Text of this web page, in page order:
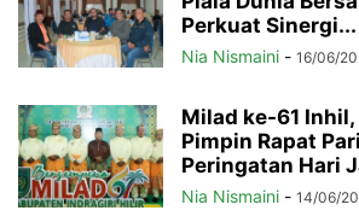
Perkuat Sinergi...
Nia Nismaini - 16/06/
Milad ke-61 Inhil,
Pimpin Rapat
Peringatan Hari
Nia Nismaini - 14/06/